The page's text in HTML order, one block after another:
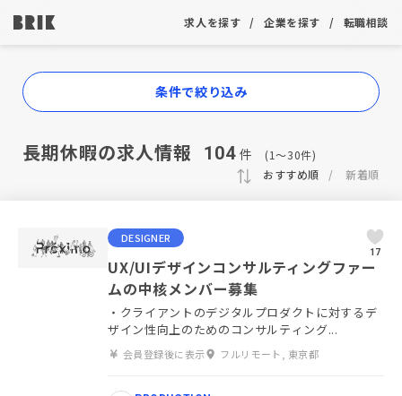
求人を探す 企業を探す 転職相談
条件で絞り込み
長期休暇の求人情報 104 件
(1〜30件)
おすすめ順
新着順
DESIGNER
17
UX/UIデザインコンサルティングファー
ムの中核メンバー募集
・クライアントのデジタルプロダクトに対するデ
ザイン性向上のためのコンサルティング...
会員登録後に表示 フルリモート, 東京都